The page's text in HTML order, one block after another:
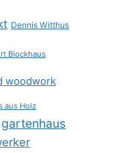
Dennis Witthus
Blockhaus
woodwork
aus Holz
gartenhaus